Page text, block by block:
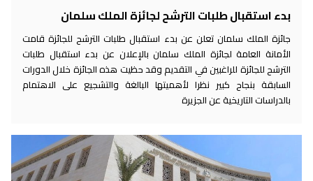
بدء استقبال طلبات الترشح لجائزة الملك سلمان
جائزة الملك سلمان تعلن عن بدء استقبال طلبات الترشح للجائزة قامت
الأمانة العامة لجائزة الملك سلمان بالإعلان عن بدء استقبال طلبات
الترشح للجائزة للراغبين في التقديم وقد حظيت هذه الجائزة خلال الدورات
السابقة بنجاح كبير نظرا لأهميتها البالغة والتشجيع على الاهتمام
بالدراسات التاريخية عن الجزيرة